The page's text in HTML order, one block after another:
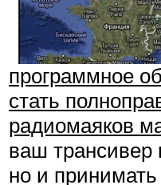
программное
стать
радиомаяков
ваш трансивер
но и